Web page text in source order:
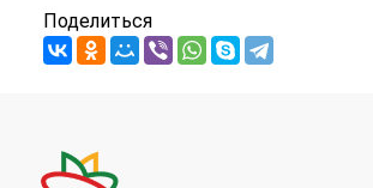
Поделиться